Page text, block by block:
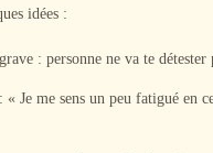
idées :
: personne ne va te détester
Je me sens un peu fatigué en